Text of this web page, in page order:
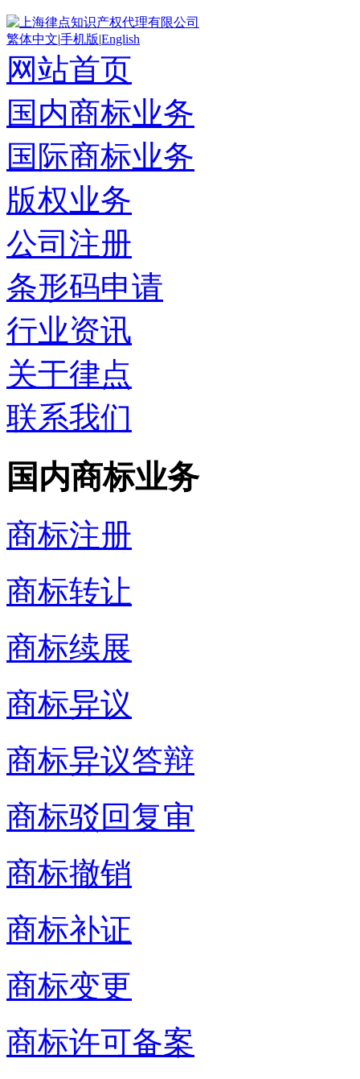
繁体中文|手机版|English
网站首页
国内商标业务
国际商标业务
版权业务
公司注册
条形码申请
行业资讯
关于律点
联系我们
国内商标业务
商标注册
商标转让
商标续展
商标异议
商标异议答辩
商标驳回复审
商标撤销
商标补证
商标变更
商标许可备案